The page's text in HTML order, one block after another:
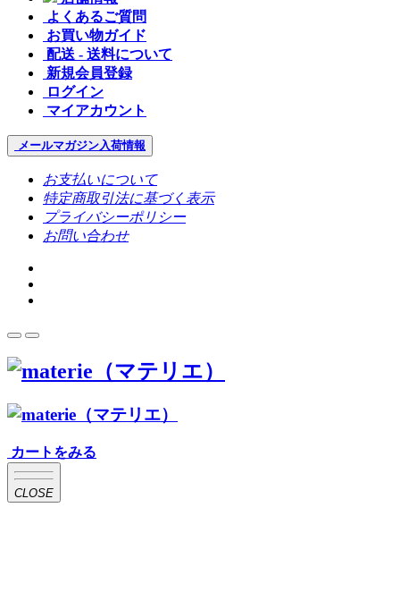
よくあるご質問
お買い物ガイド
配送 - 送料について
新規会員登録
ログイン
マイアカウント
メールマガジン入荷情報
お支払いについて
特定商取引法に基づく表示
プライバシーポリシー
お問い合わせ
カートをみる
CLOSE